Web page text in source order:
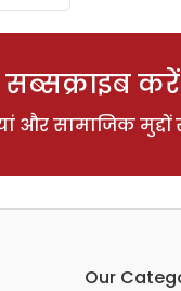
सब्सक्राइब करें
और सामाजिक
Our